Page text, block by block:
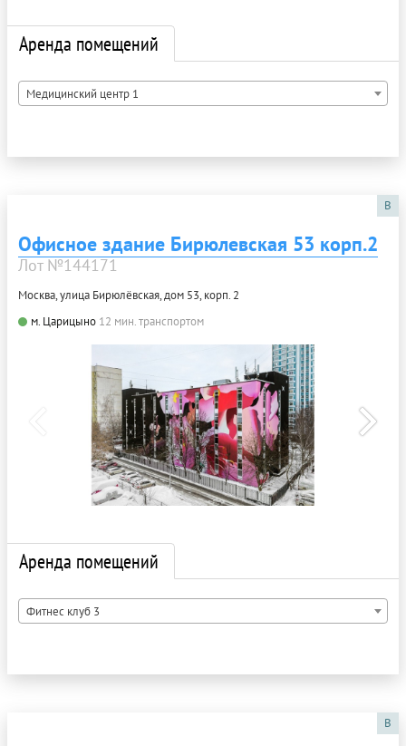
Аренда помещений
Медицинский центр 1
B
Офисное здание Бирюлевская 53 корп.2
Лот №144171
Москва, улица Бирюлёвская, дом 53, корп. 2
м. Царицыно 12 мин. транспортом
Аренда помещений
Фитнес клуб 3
B